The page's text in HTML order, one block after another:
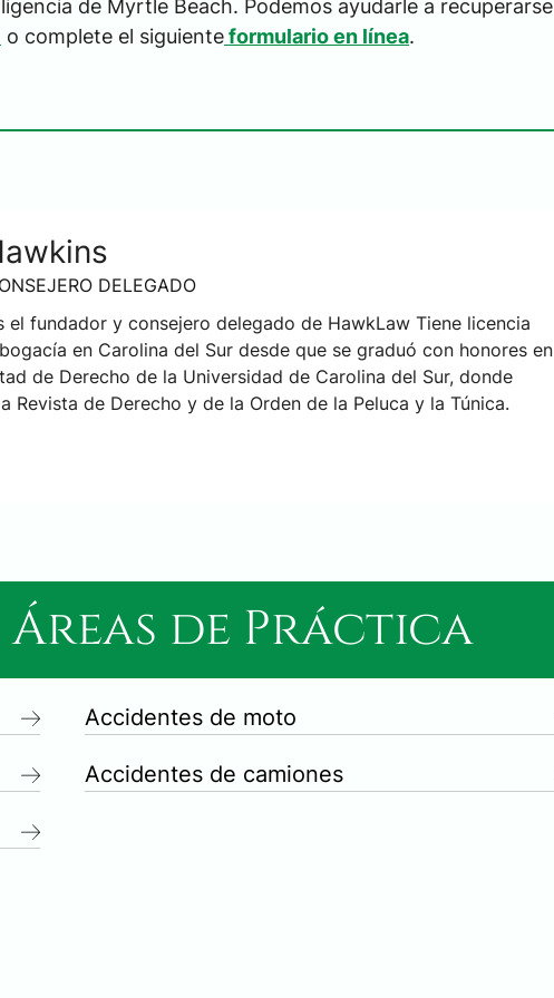
de Myrtle Beach. Podemos ayudarle a recuperarse
o complete el siguienteformulario en línea.
DELEGADO
el fundador y consejero delegado de HawkLaw Tiene licencia
en Carolina del Sur desde que se graduó con honores en
de Derecho de la Universidad de Carolina del Sur, donde
Revista de Derecho y de la Orden de la Peluca y la Túnica.
de Práctica
Accidentes de moto
Accidentes de camiones